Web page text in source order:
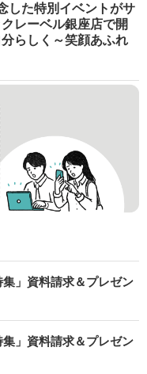
した特別イベントがサ
レーベル銀座店で開
らしく～笑顔あふれ
」資料請求＆プレゼン
」資料請求＆プレゼン